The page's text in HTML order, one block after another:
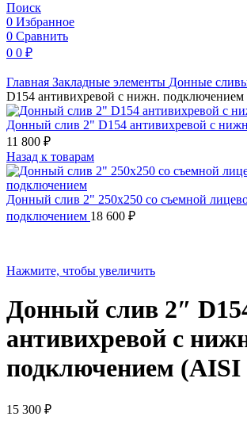
Поиск
0 Избранное
0 Сравнить
0 0 ₽
Главная Закладные элементы Донные
D154 антивихревой с нижн.
Донный слив 2" D154 антивихревой с
11 800 ₽
Назад к товарам
Донный слив 2" 250х250 со съемной
подключением 18 600 ₽
Нажмите, чтобы увеличить
Донный слив 2″
антивихревой с
подключением (AISI
15 300 ₽